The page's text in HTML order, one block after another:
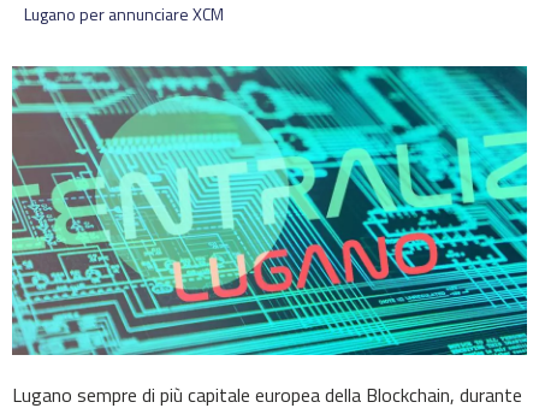
Lugano per annunciare XCM
Lugano sempre di più capitale europea della Blockchain, durante